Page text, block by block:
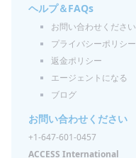
ヘルプ＆FAQs
お問い合わせください
プライバシーポリシー
返金ポリシー
エージェントになる
ブログ
お問い合わせください
+1-647-601-0457
ACCESS International